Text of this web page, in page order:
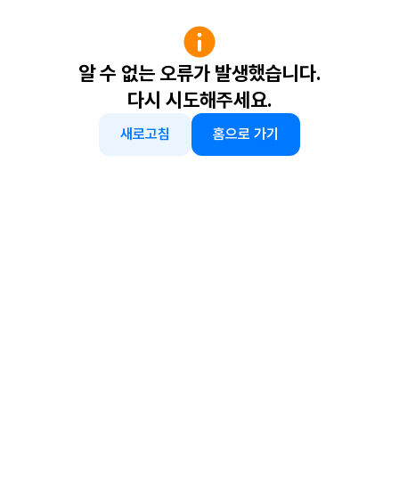
알 수 없는 오류가 발생했습니다.
다시 시도해주세요.
새로고침 홈으로 가기